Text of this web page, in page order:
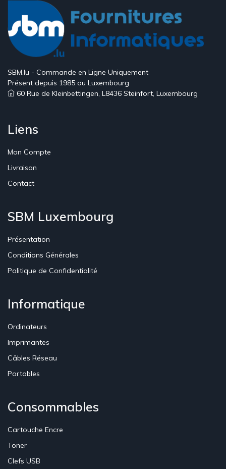
SBM.lu - Commande en Ligne Uniquement
Présent depuis 1985 au Luxembourg
60 Rue de Kleinbettingen, L8436 Steinfort, Luxembourg
Liens
Mon Compte
Livraison
Contact
SBM Luxembourg
Présentation
Conditions Générales
Politique de Confidentialité
Informatique
Ordinateurs
Imprimantes
Câbles Réseau
Portables
Consommables
Cartouche Encre
Toner
Clefs USB